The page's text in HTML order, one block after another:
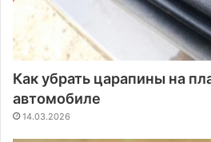
Как убрать царапины на
автомобиле
14.03.2026